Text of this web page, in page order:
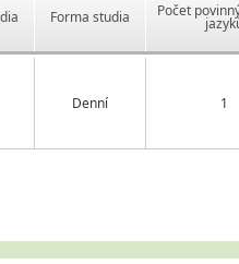
Forma studia Počet
Denní 1